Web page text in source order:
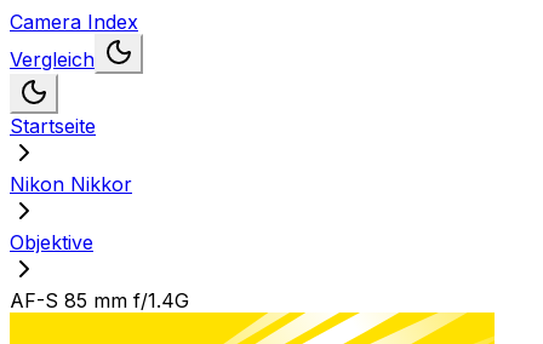
Camera Index
Vergleich
Startseite
Nikon Nikkor
Objektive
AF-S 85 mm f/1.4G